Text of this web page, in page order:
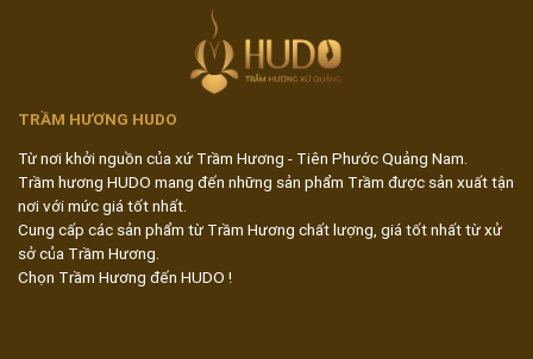
TRẦM HƯƠNG HUDO
Từ nơi khởi nguồn của xứ Trầm Hương - Tiên Phước Quảng Nam.
Trầm hương HUDO mang đến những sản phẩm Trầm được sản xuất tận
nơi với mức giá tốt nhất.
Cung cấp các sản phẩm từ Trầm Hương chất lượng, giá tốt nhất từ xử
sở của Trầm Hương.
Chọn Trầm Hương đến HUDO !